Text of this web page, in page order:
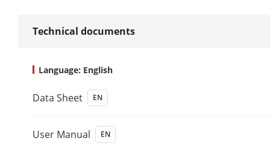
Technical documents
Language: English
Data Sheet EN
User Manual EN